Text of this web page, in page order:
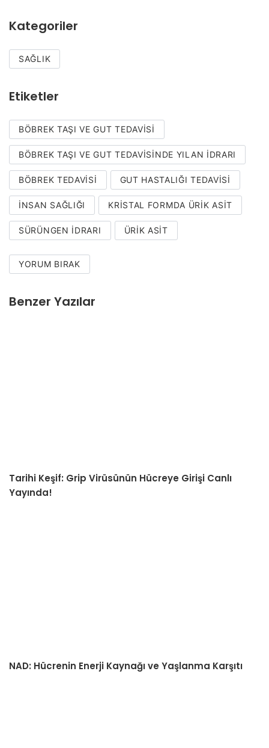
Kategoriler
SAĞLIK
Etiketler
BÖBREK TAŞI VE GUT TEDAVISI
BÖBREK TAŞI VE GUT TEDAVISINDE YILAN IDRARI
BÖBREK TEDAVISI GUT HASTALIĞI TEDAVISI
İNSAN SAĞLIĞI KRISTAL FORMDA ÜRIK ASIT
SÜRÜNGEN IDRARI ÜRIK ASIT
YORUM BIRAK
Benzer Yazılar
Tarihi Keşif: Grip Virüsünün Hücreye Girişi Canlı
Yayında!
NAD: Hücrenin Enerji Kaynağı ve Yaşlanma Karşıtı